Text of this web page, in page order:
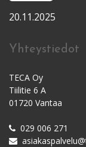
20.11.2025
Yhteystiedot
TECA Oy
Tiilitie 6 A
01720 Vantaa
029 006 271